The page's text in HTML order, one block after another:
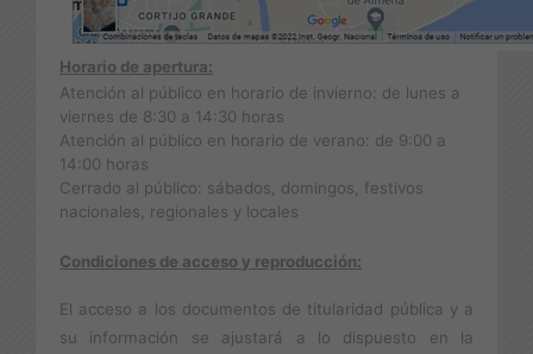
Horario de apertura:
Atención al público en horario de invierno: de lunes a
viernes de 8:30 a 14:30 horas
Atención al público en horario de verano: de 9:00 a
14:00 horas
Cerrado al público: sábados, domingos, festivos
nacionales, regionales y locales
Condiciones de acceso y reproducción:
El acceso a los documentos de titularidad pública y a
su información se ajustará a lo dispuesto en la